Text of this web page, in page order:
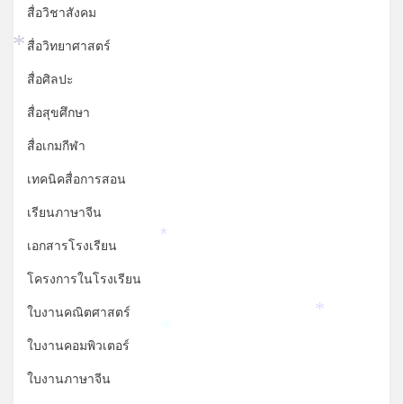
สื่อวิชาสังคม
สื่อวิทยาศาสตร์
สื่อศิลปะ
สื่อสุขศึกษา
สื่อเกมกีฬา
เทคนิคสื่อการสอน
เรียนภาษาจีน
เอกสารโรงเรียน
โครงการในโรงเรียน
ใบงานคณิตศาสตร์
ใบงานคอมพิวเตอร์
ใบงานภาษาจีน